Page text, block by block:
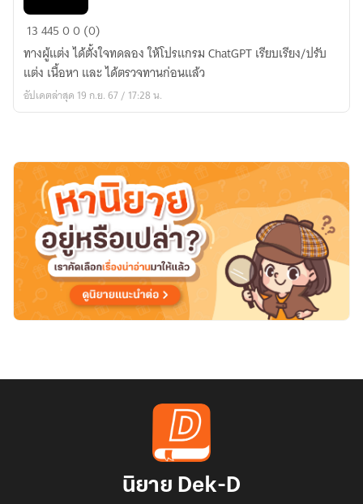
"Time's
Echo"
"เสียง
สะท้อน
แห่ง
1344500 (0)
ทางผู้แต่ง ได้ตั้งใจทดลอง ให้โปรแกรม ChatGPT เรียบเรียง/ปรับ
แต่ง เนื้อหา และ ได้ตรวจทานก่อนแล้ว
อัปเดตล่าสุด 19 ก.ย. 67 / 17:28 น.
นิยาย Dek-D